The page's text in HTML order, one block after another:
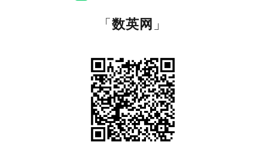
「数英网 」